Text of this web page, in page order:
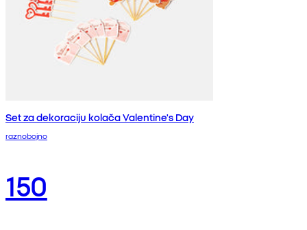
Set za dekoraciju kolača Valentine's Day
raznobojno
150